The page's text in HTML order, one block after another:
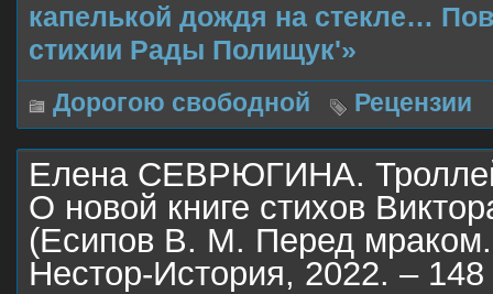
капелькой дождя на стекле…
стихии Рады Полищук'»
Дорогою свободной Рецензии
Елена СЕВРЮГИНА.
О новой книге стихов
(Есипов В. М. Перед
Нестор-История, 2022. – 148